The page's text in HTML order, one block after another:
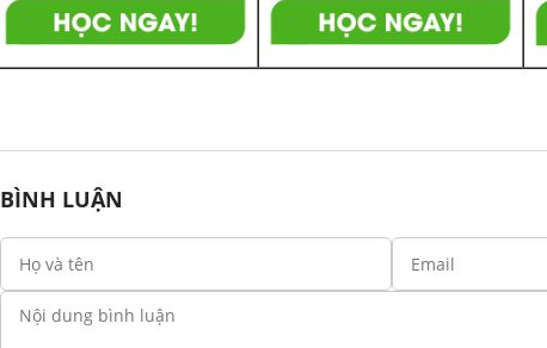
BÌNH LUẬN